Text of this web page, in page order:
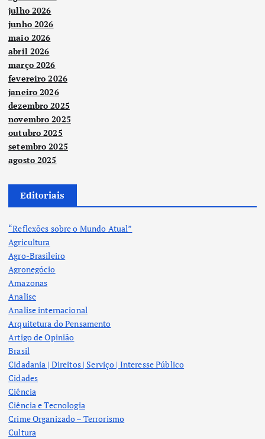
julho 2026
junho 2026
maio 2026
abril 2026
março 2026
fevereiro 2026
janeiro 2026
dezembro 2025
novembro 2025
outubro 2025
setembro 2025
agosto 2025
Editoriais
“Reflexões sobre o Mundo Atual”
Agricultura
Agro-Brasileiro
Agronegócio
Amazonas
Analise
Analise internacional
Arquitetura do Pensamento
Artigo de Opinião
Brasil
Cidadania | Direitos | Serviço | Interesse Público
Cidades
Ciência
Ciência e Tecnologia
Crime Organizado – Terrorismo
Cultura